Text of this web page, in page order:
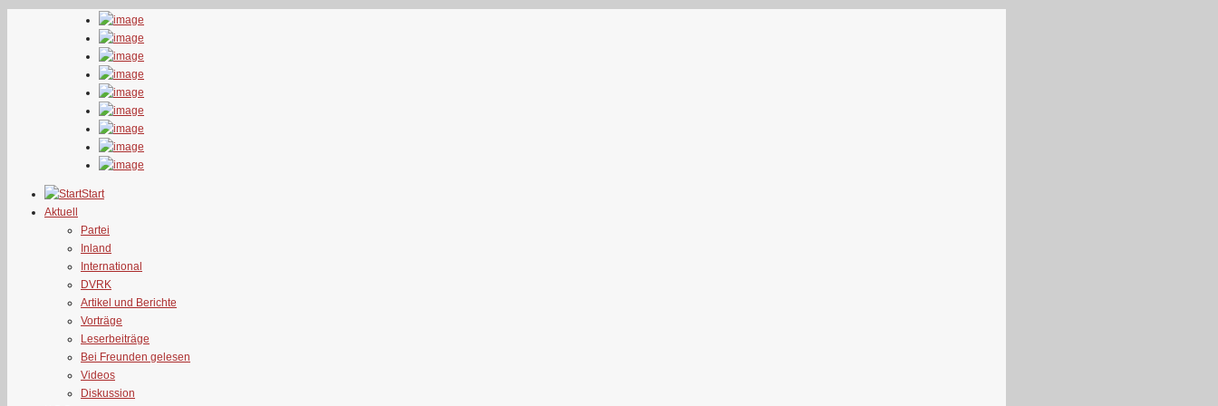
Start
Aktuell
Partei
Inland
International
DVRK
Artikel und Berichte
Vorträge
Leserbeiträge
Bei Freunden gelesen
Videos
Diskussion